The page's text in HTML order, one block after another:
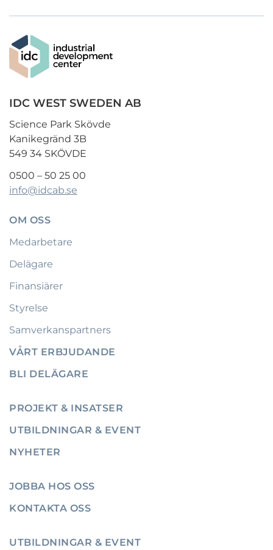
IDC WEST SWEDEN AB
Science Park Skövde
Kanikegränd 3B
549 34 SKÖVDE
0500 – 50 25 00
info@idcab.se
OM OSS
Medarbetare
Delägare
Finansiärer
Styrelse
Samverkanspartners
VÅRT ERBJUDANDE
BLI DELÄGARE
PROJEKT & INSATSER
UTBILDNINGAR & EVENT
NYHETER
JOBBA HOS OSS
KONTAKTA OSS
UTBILDNINGAR & EVENT